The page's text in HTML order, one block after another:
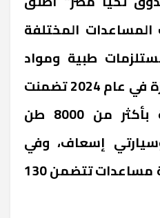
المختلفة
طبية ومواد
إغاثية أخرى لقطاع غزة في عام 2024 تضمنت
507 شاحنات محملة بأكثر من 8000 طن
إسعاف، وفي
عام 2021 أطلق قافلة مساعدات تتضمن 130